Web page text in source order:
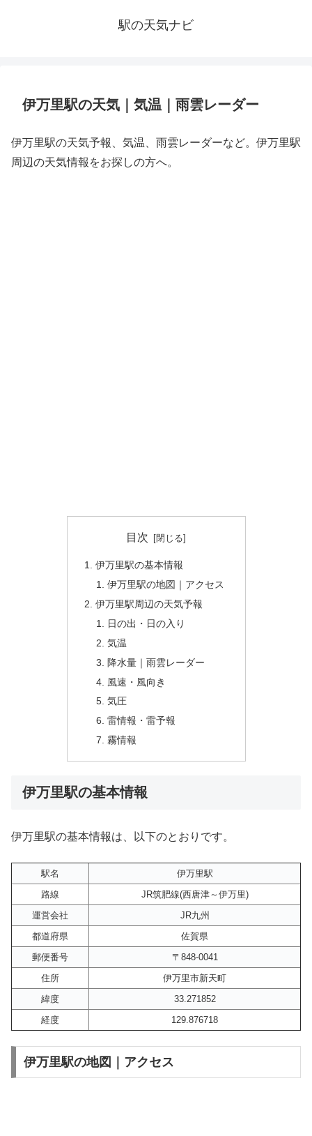
駅の天気ナビ
伊万里駅の天気｜気温｜雨雲レーダー
伊万里駅の天気予報、気温、雨雲レーダーなど。伊万里駅
周辺の天気情報をお探しの方へ。
目次
伊万里駅の基本情報
伊万里駅の地図｜アクセス
伊万里駅周辺の天気予報
日の出・日の入り
気温
降水量｜雨雲レーダー
風速・風向き
気圧
雷情報・雷予報
霧情報
伊万里駅の基本情報
伊万里駅の基本情報は、以下のとおりです。
駅名
伊万里駅
路線
JR筑肥線(西唐津～伊万里)
運営会社
JR九州
都道府県
佐賀県
郵便番号
〒848-0041
住所
伊万里市新天町
緯度
33.271852
経度
129.876718
伊万里駅の地図｜アクセス